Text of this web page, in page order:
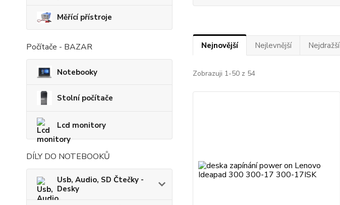
Měřící přístroje
Počítače - BAZAR
Notebooky
Stolní počítače
Lcd monitory
DÍLY DO NOTEBOOKŮ
Usb, Audio, SD Čtečky -
Desky
Nejnovější Nejlevnější Nejdražší
Zobrazuji 1-50 z 54